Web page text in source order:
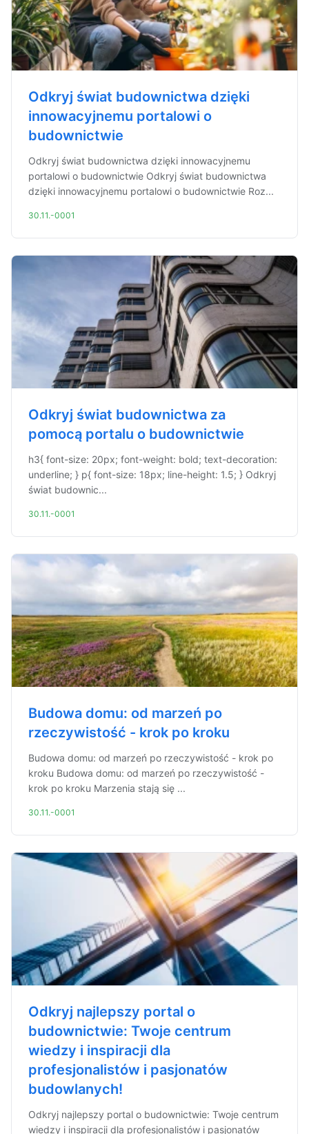
Odkryj świat budownictwa dzięki
innowacyjnemu portalowi o
budownictwie
Odkryj świat budownictwa dzięki innowacyjnemu
portalowi o budownictwie Odkryj świat budownictwa
dzięki innowacyjnemu portalowi o budownictwie Roz...
30.11.-0001
Odkryj świat budownictwa za
pomocą portalu o budownictwie
h3{ font-size: 20px; font-weight: bold; text-decoration:
underline; } p{ font-size: 18px; line-height: 1.5; } Odkryj
świat budownic...
30.11.-0001
Budowa domu: od marzeń po
rzeczywistość - krok po kroku
Budowa domu: od marzeń po rzeczywistość - krok po
kroku Budowa domu: od marzeń po rzeczywistość -
krok po kroku Marzenia stają się ...
30.11.-0001
Odkryj najlepszy portal o
budownictwie: Twoje centrum
wiedzy i inspiracji dla
profesjonalistów i pasjonatów
budowlanych!
Odkryj najlepszy portal o budownictwie: Twoje centrum
wiedzy i inspiracji dla profesjonalistów i pasjonatów